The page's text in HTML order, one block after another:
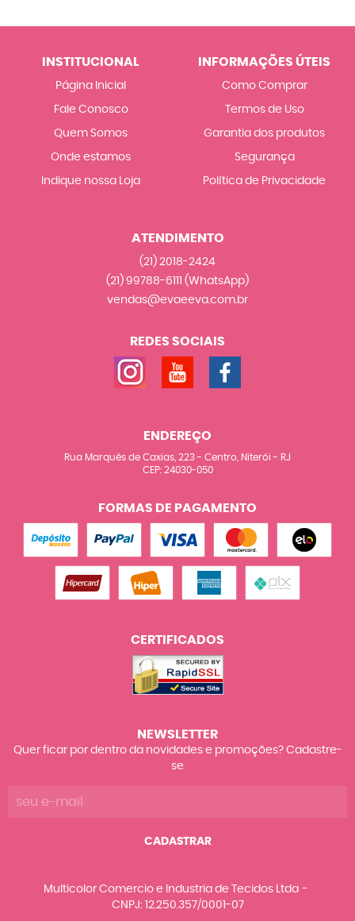
INSTITUCIONAL
Página Inicial
Fale Conosco
Quem Somos
Onde estamos
Indique nossa Loja
INFORMAÇÕES ÚTEIS
Como Comprar
Termos de Uso
Garantia dos produtos
Segurança
Política de Privacidade
ATENDIMENTO
(21) 2018-2424
(21) 99788-6111 (WhatsApp)
vendas@evaeeva.com.br
REDES SOCIAIS
ENDEREÇO
Rua Marquês de Caxias, 223- Centro, Niterói - RJ
CEP: 24030-050
FORMAS DE PAGAMENTO
CERTIFICADOS
NEWSLETTER
Quer ficar por dentro da novidades e promoções? Cadastre-
se
CADASTRAR
Multicolor Comercio e Industria de Tecidos Ltda
CNPJ: 12.250.357/0001-07